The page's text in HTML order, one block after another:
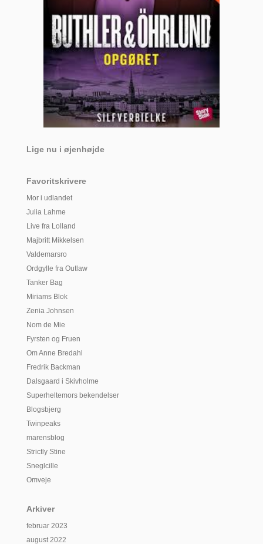
Lige nu i øjenhøjde
Favoritskrivere
Mor i udlandet
Julia Lahme
Live fra Lolland
Majbritt Mikkelsen
Valdemarsro
Ordgylle fra Outlaw
Tanker Bag
Miriams Blok
Zenia Johnsen
Nom de Mie
Fyrsten og Fruen
Om Anne Bredahl
Fredrik Backman
Dalsgaard i Skivholme
Superheltemors bekendelser
Blogsbjerg
Twinpeaks
marensblog
Strictly Stine
Sneglcille
Omveje
Arkiver
februar 2023
august 2022